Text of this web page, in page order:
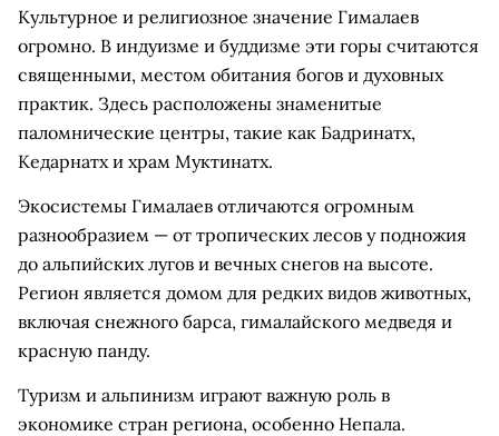
Культурное и религиозное значение Гималаев
огромно. В индуизме и буддизме эти горы считаются
священными, местом обитания богов и духовных
практик. Здесь расположены знаменитые
паломнические центры, такие как Бадринатх,
Кедарнатх и храм Муктинатх.
Экосистемы Гималаев отличаются огромным
разнообразием — от тропических лесов у подножия
до альпийских лугов и вечных снегов на высоте.
Регион является домом для редких видов животных,
включая снежного барса, гималайского медведя и
красную панду.
Туризм и альпинизм играют важную роль в
экономике стран региона, особенно Непала.